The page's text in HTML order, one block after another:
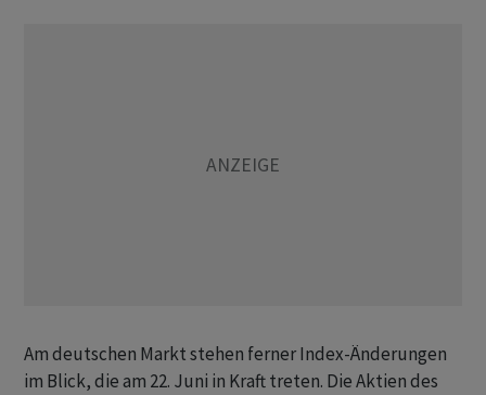
Am deutschen Markt stehen ferner Index-Änderungen
im Blick, die am 22. Juni in Kraft treten. Die Aktien des